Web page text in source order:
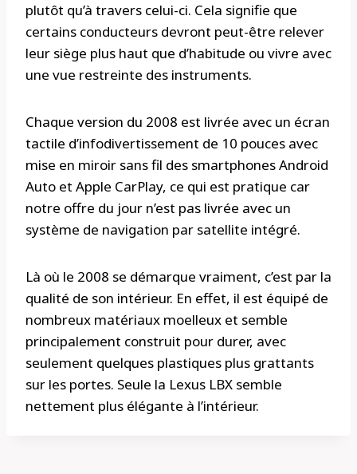
plutôt qu’à travers celui-ci. Cela signifie que
certains conducteurs devront peut-être relever
leur siège plus haut que d’habitude ou vivre avec
une vue restreinte des instruments.
Chaque version du 2008 est livrée avec un écran
tactile d’infodivertissement de 10 pouces avec
mise en miroir sans fil des smartphones Android
Auto et Apple CarPlay, ce qui est pratique car
notre offre du jour n’est pas livrée avec un
système de navigation par satellite intégré.
Là où le 2008 se démarque vraiment, c’est par la
qualité de son intérieur. En effet, il est équipé de
nombreux matériaux moelleux et semble
principalement construit pour durer, avec
seulement quelques plastiques plus grattants
sur les portes. Seule la Lexus LBX semble
nettement plus élégante à l’intérieur.